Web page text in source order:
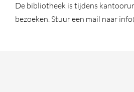
De bibliotheek is tijdens
bezoeken. Stuur een mail naar